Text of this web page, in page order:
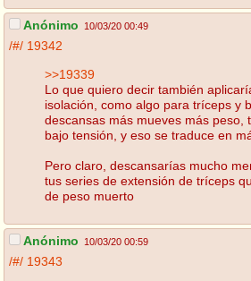
Anónimo 10/03/20 00:49
/#/ 19342
>>19339
Lo que quiero decir también
isolación, como algo para tríceps y
descansas más mueves más peso,
bajo tensión, y eso se traduce en
Pero claro, descansarías mucho
tus series de extensión de tríceps
de peso muerto
Anónimo 10/03/20 00:59
/#/ 19343